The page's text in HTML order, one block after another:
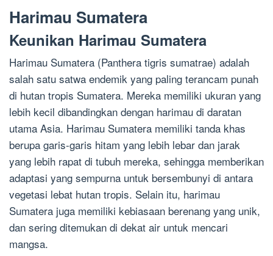
Harimau Sumatera
Keunikan Harimau Sumatera
Harimau Sumatera (Panthera tigris sumatrae) adalah
salah satu satwa endemik yang paling terancam punah
di hutan tropis Sumatera. Mereka memiliki ukuran yang
lebih kecil dibandingkan dengan harimau di daratan
utama Asia. Harimau Sumatera memiliki tanda khas
berupa garis-garis hitam yang lebih lebar dan jarak
yang lebih rapat di tubuh mereka, sehingga memberikan
adaptasi yang sempurna untuk bersembunyi di antara
vegetasi lebat hutan tropis. Selain itu, harimau
Sumatera juga memiliki kebiasaan berenang yang unik,
dan sering ditemukan di dekat air untuk mencari
mangsa.